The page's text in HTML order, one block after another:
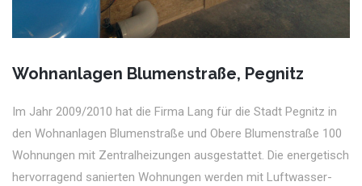
Wohnanlagen Blumenstraße, Pegnitz
Im Jahr 2009/2010 hat die Firma Lang für die Stadt Pegnitz in
den Wohnanlagen Blumenstraße und Obere Blumenstraße 100
Wohnungen mit Zentralheizungen ausgestattet. Die energetisch
hervorragend sanierten Wohnungen werden mit Luftwasser-